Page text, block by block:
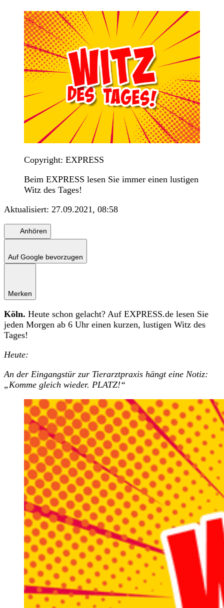
Copyright: EXPRESS
Beim EXPRESS lesen Sie immer einen lustigen
Witz des Tages!
Aktualisiert: 27.09.2021, 08:58
Anhören
Auf Google bevorzugen
Merken
Köln. Heute schon gelacht? Auf EXPRESS.de lesen Sie
jeden Morgen ab 6 Uhr einen kurzen, lustigen Witz des
Tages!
Heute:
An der Eingangstür zur Tierarztpraxis hängt eine Notiz:
„Komme gleich wieder. PLATZ!“